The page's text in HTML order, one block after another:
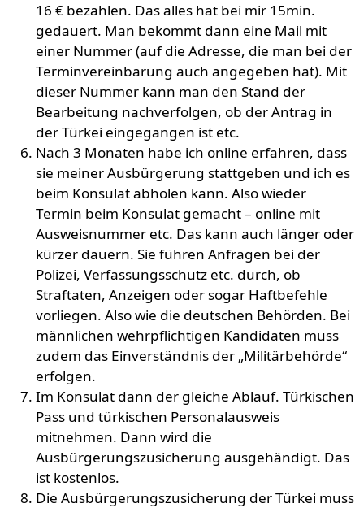
16 € bezahlen. Das alles hat bei mir 15min.
gedauert. Man bekommt dann eine Mail mit
einer Nummer (auf die Adresse, die man bei der
Terminvereinbarung auch angegeben hat). Mit
dieser Nummer kann man den Stand der
Bearbeitung nachverfolgen, ob der Antrag in
der Türkei eingegangen ist etc.
Nach 3 Monaten habe ich online erfahren, dass
sie meiner Ausbürgerung stattgeben und ich es
beim Konsulat abholen kann. Also wieder
Termin beim Konsulat gemacht – online mit
Ausweisnummer etc. Das kann auch länger oder
kürzer dauern. Sie führen Anfragen bei der
Polizei, Verfassungsschutz etc. durch, ob
Straftaten, Anzeigen oder sogar Haftbefehle
vorliegen. Also wie die deutschen Behörden. Bei
männlichen wehrpflichtigen Kandidaten muss
zudem das Einverständnis der „Militärbehörde“
erfolgen.
Im Konsulat dann der gleiche Ablauf. Türkischen
Pass und türkischen Personalausweis
mitnehmen. Dann wird die
Ausbürgerungszusicherung ausgehändigt. Das
ist kostenlos.
Die Ausbürgerungszusicherung der Türkei muss